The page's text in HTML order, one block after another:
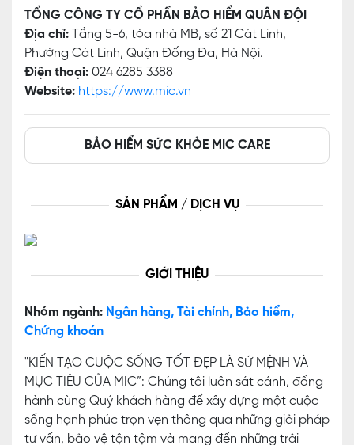
TỔNG CÔNG TY CỔ PHẦN BẢO HIỂM QUÂN ĐỘI
Địa chỉ: Tầng 5-6, tòa nhà MB, số 21 Cát Linh,
Phường Cát Linh, Quận Đống Đa, Hà Nội.
Điện thoại: 024 6285 3388
Website: https://www.mic.vn
BẢO HIỂM SỨC KHỎE MIC CARE
SẢN PHẨM / DỊCH VỤ
GIỚI THIỆU
Nhóm ngành: Ngân hàng, Tài chính, Bảo hiểm,
Chứng khoán
"KIẾN TẠO CUỘC SỐNG TỐT ĐẸP LÀ SỨ MỆNH VÀ
MỤC TIÊU CỦA MIC”: Chúng tôi luôn sát cánh, đồng
hành cùng Quý khách hàng để xây dựng một cuộc
sống hạnh phúc trọn vẹn thông qua những giải pháp
tư vấn, bảo vệ tận tậm và mang đến những trải